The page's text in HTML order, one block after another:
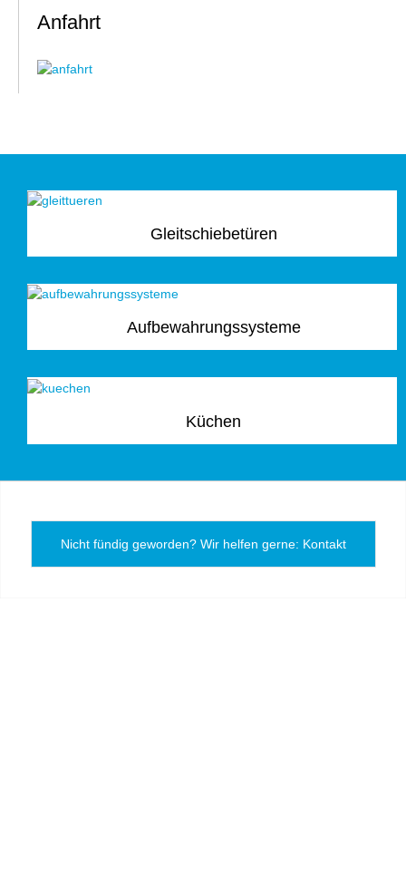
Anfahrt
Gleitschiebetüren
Aufbewahrungssysteme
Küchen
Nicht fündig geworden? Wir helfen gerne: Kontakt